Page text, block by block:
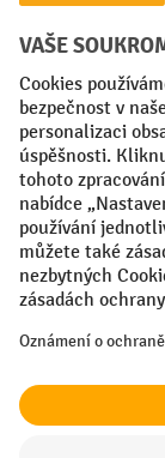
Sociální sítě
Facebook
YouTubeLinkedIn
VODP Otisk
Prohlášení o
Nastavení
All prices excl. VAT
¹ Sleva platí do